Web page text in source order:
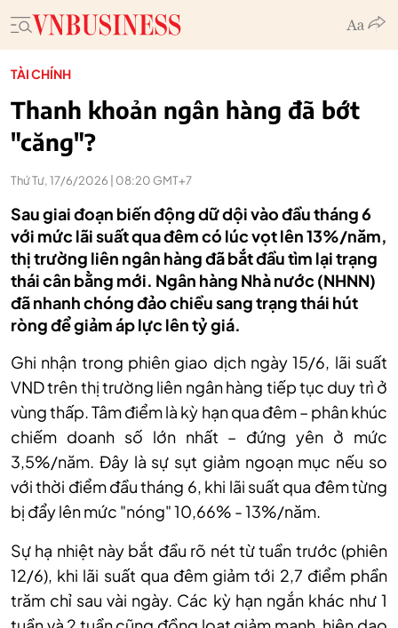
TÀI CHÍNH
Thanh khoản ngân hàng đã bớt
"căng"?
Thứ Tư, 17/6/2026 | 08:20 GMT+7
Sau giai đoạn biến động dữ dội vào đầu tháng 6
với mức lãi suất qua đêm có lúc vọt lên 13%/năm,
thị trường liên ngân hàng đã bắt đầu tìm lại trạng
thái cân bằng mới. Ngân hàng Nhà nước (NHNN)
đã nhanh chóng đảo chiều sang trạng thái hút
ròng để giảm áp lực lên tỷ giá.
Ghi nhận trong phiên giao dịch ngày 15/6, lãi suất
VND trên thị trường liên ngân hàng tiếp tục duy trì ở
vùng thấp. Tâm điểm là kỳ hạn qua đêm – phân khúc
chiếm doanh số lớn nhất – đứng yên ở mức
3,5%/năm. Đây là sự sụt giảm ngoạn mục nếu so
với thời điểm đầu tháng 6, khi lãi suất qua đêm từng
bị đẩy lên mức "nóng" 10,66% - 13%/năm.
Sự hạ nhiệt này bắt đầu rõ nét từ tuần trước (phiên
12/6), khi lãi suất qua đêm giảm tới 2,7 điểm phần
trăm chỉ sau vài ngày. Các kỳ hạn ngắn khác như 1